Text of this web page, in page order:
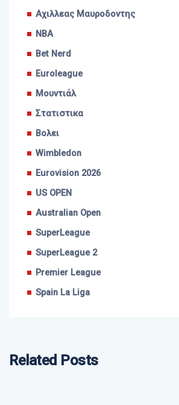
Αχιλλεας Μαυροδοντης
NBA
Bet Nerd
Euroleague
Μουντιάλ
Στατιστικα
Βολει
Wimbledon
Eurovision 2026
US OPEN
Australian Open
SuperLeague
SuperLeague 2
Premier League
Spain La Liga
Related Posts